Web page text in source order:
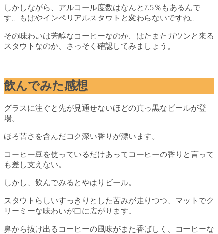
しかしながら、アルコール度数はなんと7.5％もあるんで
す。もはやインペリアルスタウトと変わらないですね。
その味わいは芳醇なコーヒーなのか、はたまたガツンと来る
スタウトなのか、さっそく確認してみましょう。
飲んでみた感想
グラスに注ぐと先が見通せないほどの真っ黒なビールが登
場。
ほろ苦さを含んだコク深い香りが漂います。
コーヒー豆を使っているだけあってコーヒーの香りと言って
も差し支えない。
しかし、飲んでみるとやはりビール。
スタウトらしいすっきりとした苦みが走りつつ、マットでク
リーミーな味わいが口に広がります。
鼻から抜け出るコーヒーの風味がまた香ばしく、コーヒーな